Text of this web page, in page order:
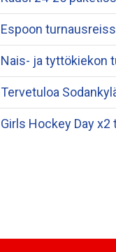
Espoon
Nais- ja tyttökiekon
Tervetuloa
Girls Hockey Day x2